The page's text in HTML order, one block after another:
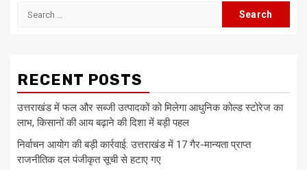
Search
RECENT POSTS
उत्तराखंड में फल और सब्जी उत्पादकों को मिलेगा आधुनिक कोल्ड स्टोरेज का
लाभ, किसानों की आय बढ़ाने की दिशा में बड़ी पहल
निर्वाचन आयोग की बड़ी कार्रवाई: उत्तराखंड में 17 गैर-मान्यता प्राप्त
राजनीतिक दल पंजीकृत सूची से हटाए गए